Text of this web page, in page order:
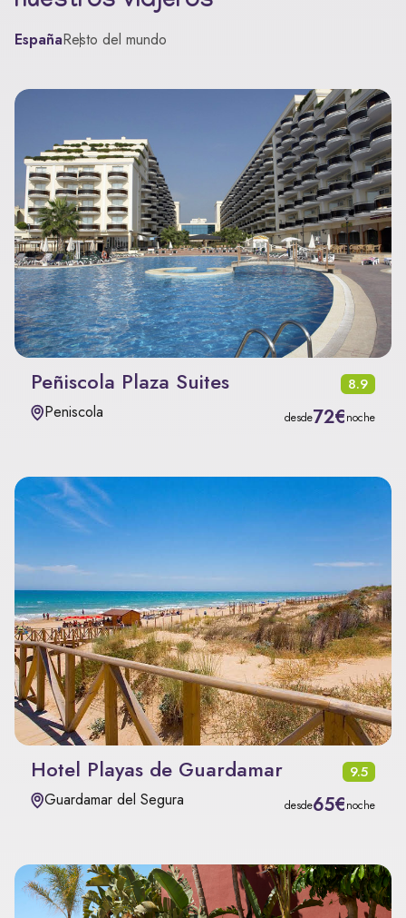
EspañaResto del mundo
Peñiscola Plaza Suites 8.9
Peniscola desde72€noche
Hotel Playas de Guardamar 9.5
Guardamar del Segura desde65€noche